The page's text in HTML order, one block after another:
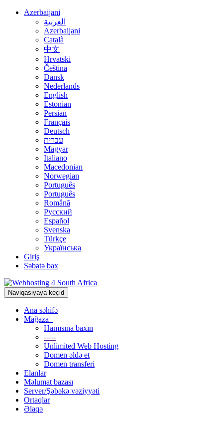
Azerbaijani
العربية
Azerbaijani
Català
中文
Hrvatski
Čeština
Dansk
Nederlands
English
Estonian
Persian
Français
Deutsch
עברית
Magyar
Italiano
Macedonian
Norwegian
Português
Português
Română
Русский
Español
Svenska
Türkçe
Українська
Giriş
Səbətə bax
Naviqasiyaya keçid
Ana səhifə
Mağaza
Hamısına baxın
-----
Unlimited Web Hosting
Domen əldə et
Domen transferi
Elanlar
Məlumat bazası
Server/Şəbəkə vəziyyəti
Ortaqlar
Əlaqə